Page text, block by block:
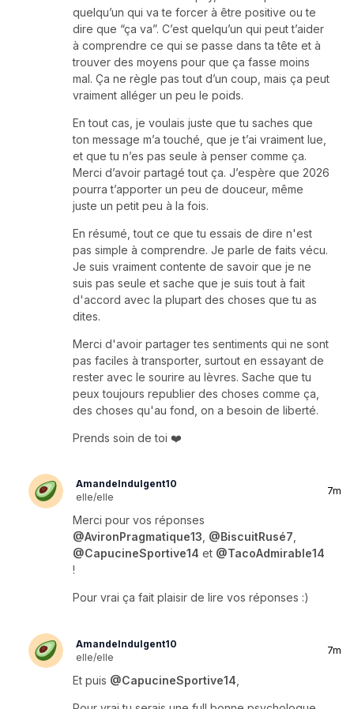
quelqu’un qui va te forcer à être positive ou te
dire que “ça va”. C’est quelqu’un qui peut t’aider
à comprendre ce qui se passe dans ta tête et à
trouver des moyens pour que ça fasse moins
mal. Ça ne règle pas tout d’un coup, mais ça peut
vraiment alléger un peu le poids.
En tout cas, je voulais juste que tu saches que
ton message m’a touché, que je t’ai vraiment lue,
et que tu n’es pas seule à penser comme ça.
Merci d’avoir partagé tout ça. J’espère que 2026
pourra t’apporter un peu de douceur, même
juste un petit peu à la fois.
En résumé, tout ce que tu essais de dire n'est
pas simple à comprendre. Je parle de faits vécu.
Je suis vraiment contente de savoir que je ne
suis pas seule et sache que je suis tout à fait
d'accord avec la plupart des choses que tu as
dites.
Merci d'avoir partager tes sentiments qui ne sont
pas faciles à transporter, surtout en essayant de
rester avec le sourire au lèvres. Sache que tu
peux toujours republier des choses comme ça,
des choses qu'au fond, on a besoin de liberté.
Prends soin de toi ❤️
AmandeIndulgent10
elle/elle
7m
Merci pour vos réponses
@AvironPragmatique13 @BiscuitRusé7
@CapucineSportive14 et @TacoAdmirable14
!
Pour vrai ça fait plaisir de lire vos réponses :)
AmandeIndulgent10
elle/elle
7m
Et puis @CapucineSportive14